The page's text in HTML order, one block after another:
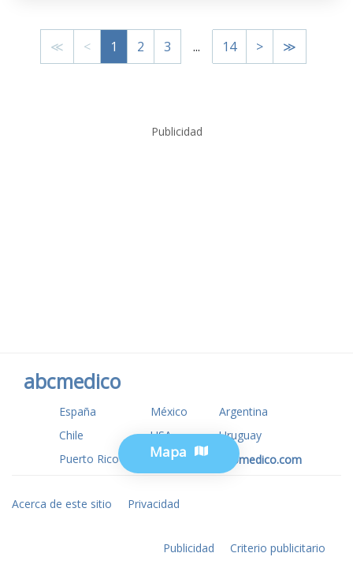
≪ < 1 2 3 ... 14 > ≫
Mapa
Publicidad
abcmedico
España México
Argentina
Chile
USA
Uruguay
Puerto Rico
www.tuotromedico.com
Acerca de este sitio Privacidad
Publicidad Criterio publicitario